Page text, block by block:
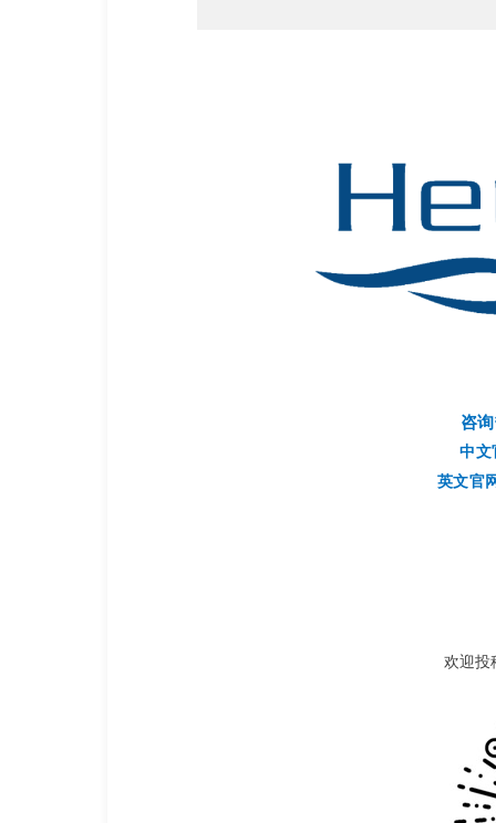
咨
中文
英文官
欢迎投